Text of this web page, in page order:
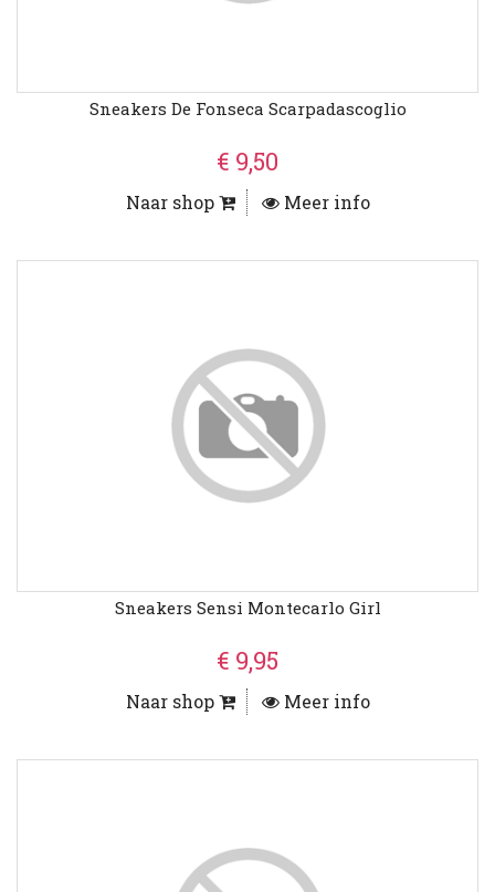
Sneakers De Fonseca Scarpadascoglio
€ 9,50
Naar shop Meer info
Sneakers Sensi Montecarlo Girl
€ 9,95
Naar shop Meer info